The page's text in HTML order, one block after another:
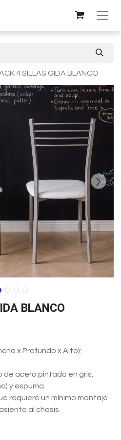
4 SILLAS GIDA BLANCO
BLANCO
x Profundo x Alto):
acero pintado en gris.
y espuma.
requiere un mínimo montaje
al chasis.